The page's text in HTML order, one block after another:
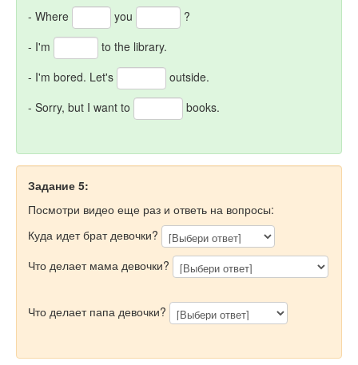
- Where
you
?
- I'm
to the library.
- I'm bored. Let's
outside.
- Sorry, but I want to
books.
Задание 5:
Посмотри видео еще раз и ответь на вопросы:
Куда идет брат девочки?
Что делает мама девочки?
Что делает папа девочки?